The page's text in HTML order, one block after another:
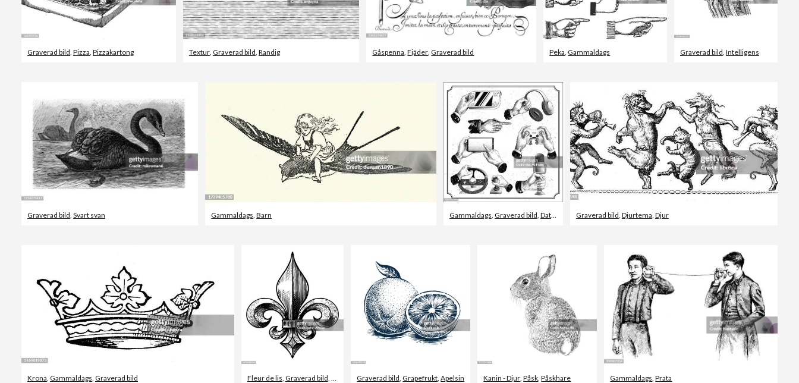
Graverad bild Pizza Pizzakartong Textur, Graverad bild Randig Gåspenna ,Fjäder Graverad bild Peka Gammaldags Graverad bild Intelligens
Graverad bild, Svart svan Gammaldags,Barn Gammaldags, Graverad bild, Dator Graverad bild, Djurtema, Djur
Krona Gammaldags Graverad bild Fleur de lis Graverad bild Graverad bild Grapefrukt ,Apelsin Kanin - Djur ,Påsk ,Påskhare Gammaldags ,Prata